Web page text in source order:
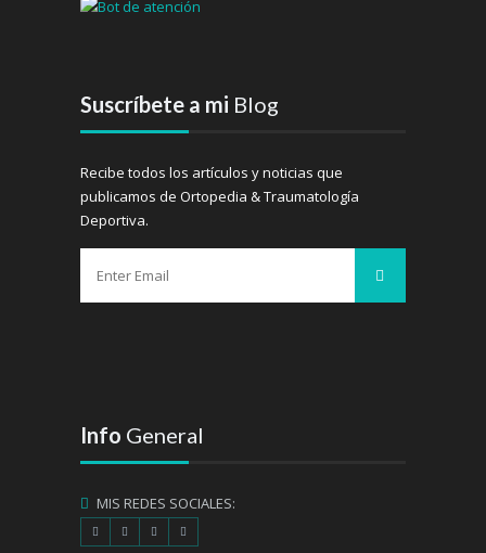
Suscríbete a mi Blog
Recibe todos los artículos y noticias que
publicamos de Ortopedia & Traumatología
Deportiva.
Info General
MIS REDES SOCIALES: